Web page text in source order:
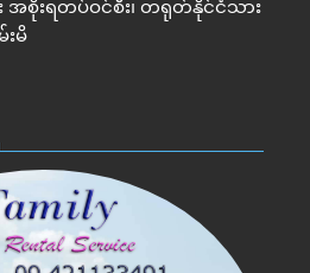
း အစိုးရတပ်ဝင်စီး၊ တရုတ်နိုင်ငံသား
မိ